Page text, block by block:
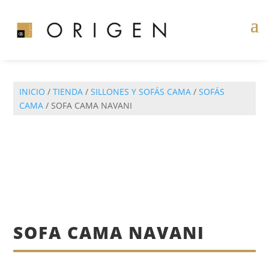
INICIO /TIENDA /SILLONES Y SOFÁS CAMA /SOFÁS
CAMA / SOFA CAMA NAVANI
SOFA CAMA NAVANI